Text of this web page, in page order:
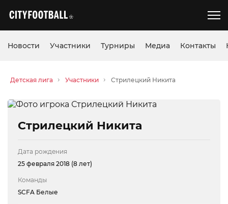
Новости Участники Турниры Медиа Контакты
Детская лига Участники Стрилецкий Никита
Стрилецкий Никита
Дата рождения
25 февраля 2018 (8 лет)
Команды
SCFA Белые